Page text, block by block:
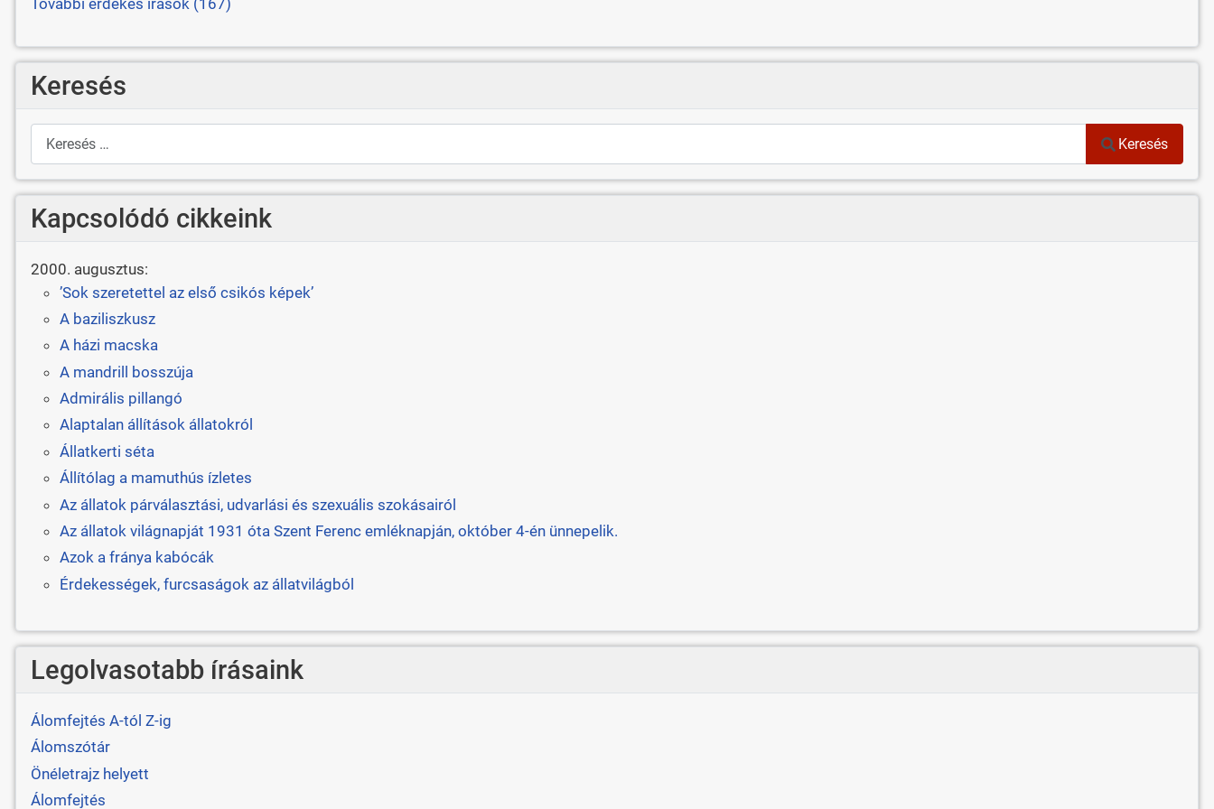
További érdekes írások (167)
Keresés
Keresés
Keresés
Kapcsolódó cikkeink
2000. augusztus:
’Sok szeretettel az első csikós képek’
A baziliszkusz
A házi macska
A mandrill bosszúja
Admirális pillangó
Alaptalan állítások állatokról
Állatkerti séta
Állítólag a mamuthús ízletes
Az állatok párválasztási, udvarlási és szexuális szokásairól
Az állatok világnapját 1931 óta Szent Ferenc emléknapján, október 4-én ünnepelik.
Azok a fránya kabócák
Érdekességek, furcsaságok az állatvilágból
Legolvasotabb írásaink
Álomfejtés A-tól Z-ig
Álomszótár
Önéletrajz helyett
Álomfejtés